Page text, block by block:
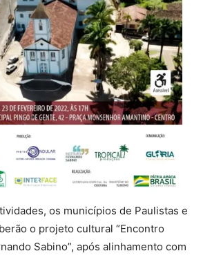
os municípios de Paulistas e
o projeto cultural “Encontro
Sabino”, após alinhamento com